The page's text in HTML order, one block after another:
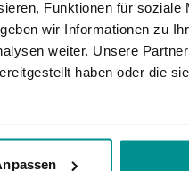
Funktionen für soziale
wir Informationen zu
weiter. Unsere
haben oder die
und Erdung.